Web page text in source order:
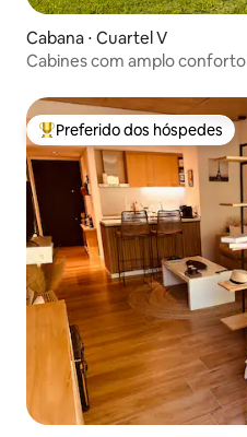
Cabana ⋅ Cuartel V
Cabines com amplo conforto
Entre os melhores preferidos
Preferido dos hóspedes